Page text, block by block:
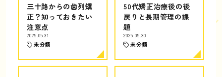
三十路からの歯列矯
正？知っておきたい
注意点
2025.05.31
未分類
50代矯正治療後の後
戻りと長期管理の課
題
2025.05.30
未分類